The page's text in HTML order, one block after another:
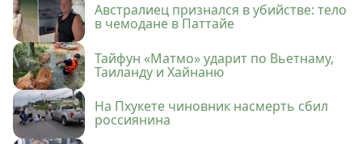
Австралиец признался в убийстве: тело
в чемодане в Паттайе
Тайфун «Матмо» ударит по Вьетнаму,
Таиланду и Хайнаню
На Пхукете чиновник насмерть сбил
россиянина